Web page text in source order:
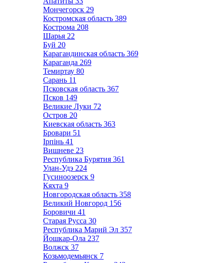
Мончегорск 29
Костромская область 389
Кострома 208
Шарья 22
Буй 20
Карагандинская область 369
Караганда 269
Темиртау 80
Сарань 11
Псковская область 367
Псков 149
Великие Луки 72
Остров 20
Киевская область 363
Бровари 51
Ірпінь 41
Вишневе 23
Республика Бурятия 361
Улан-Удэ 224
Гусиноозерск 9
Кяхта 9
Новгородская область 358
Великий Новгород 156
Боровичи 41
Старая Русса 30
Республика Марий Эл 357
Йошкар-Ола 237
Волжск 37
Козьмодемьянск 7